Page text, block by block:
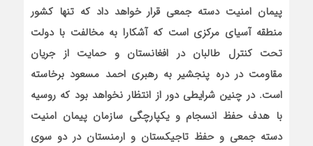
پیمان امنیت دسته جمعی قرار خواهد داد که تنها کشور
منطقه آسیای مرکزی است که آشکارا به مخالفت با دولت
تحت کنترل طالبان در افغانستان و حمایت از جریان
مقاومت در دره پنجشیر به رهبری احمد مسعود برخاسته
است. در چنین شرایطی دور از انتظار نخواهد بود که روسیه
با هدف حفظ انسجام و یکپارچگی سازمان پیمان امنیت
دسته جمعی و حفظ تاجیکستان و ارمنستان در دو سوی